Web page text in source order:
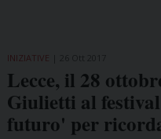
INIZIATIVE
Lecce, il 28
Giulietti al
futuro' per